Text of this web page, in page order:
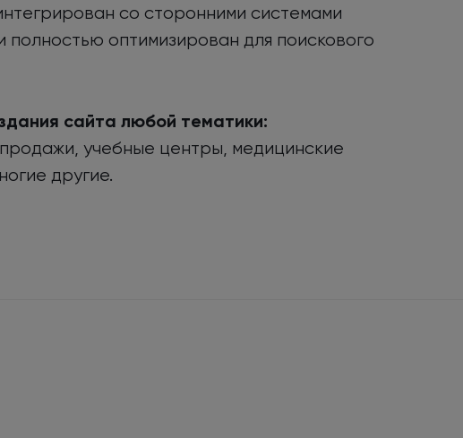
со сторонними системами
полностью оптимизирован для поискового
сайта любой тематики:
учебные центры, медицинские
другие.